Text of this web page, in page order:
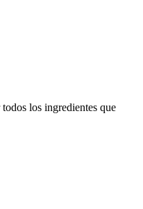
los ingredientes que